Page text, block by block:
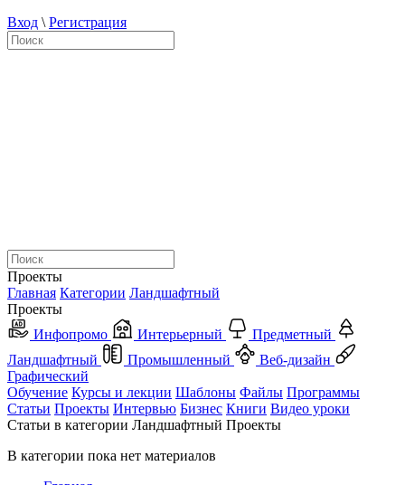
Вход \ Регистрация
Проекты
Главная Категории Ландшафтный
Проекты
Инфопромо
Интерьерный
Предметный
Ландшафтный
Промышленный
Веб-дизайн
Графический
Обучение Курсы и лекции Шаблоны Файлы Программы
Статьи Проекты Интервью Бизнес Книги Видео уроки
Статьи в категории Ландшафтный Проекты
В категории пока нет материалов